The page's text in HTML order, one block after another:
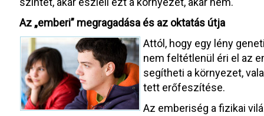
Az „emberi” megragadása és az oktatás útja
Attól, hogy egy lény
nem feltétlenül éri el az
segítheti a környezet,
tett erőfeszítése.
Az emberiség a fizikai